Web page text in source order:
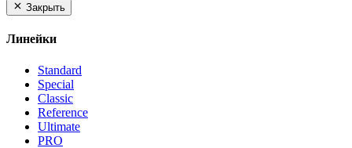
Закрыть
Линейки
Standard
Special
Classic
Reference
Ultimate
PRO